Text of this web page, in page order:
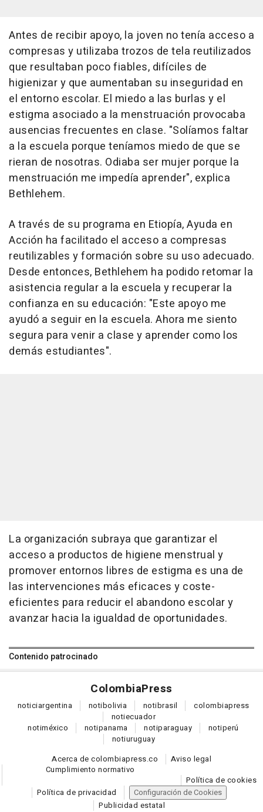
Antes de recibir apoyo, la joven no tenía acceso a
compresas y utilizaba trozos de tela reutilizados
que resultaban poco fiables, difíciles de
higienizar y que aumentaban su inseguridad en
el entorno escolar. El miedo a las burlas y el
estigma asociado a la menstruación provocaba
ausencias frecuentes en clase. "Solíamos faltar
a la escuela porque teníamos miedo de que se
rieran de nosotras. Odiaba ser mujer porque la
menstruación me impedía aprender", explica
Bethlehem.
A través de su programa en Etiopía, Ayuda en
Acción ha facilitado el acceso a compresas
reutilizables y formación sobre su uso adecuado.
Desde entonces, Bethlehem ha podido retomar la
asistencia regular a la escuela y recuperar la
confianza en su educación: "Este apoyo me
ayudó a seguir en la escuela. Ahora me siento
segura para venir a clase y aprender como los
demás estudiantes".
La organización subraya que garantizar el
acceso a productos de higiene menstrual y
promover entornos libres de estigma es una de
las intervenciones más eficaces y coste-
eficientes para reducir el abandono escolar y
avanzar hacia la igualdad de oportunidades.
Contenido patrocinado
ColombiaPress
noticiargentina notibolivia notibrasil colombiapress
notiecuador
notiméxico notipanama notiparaguay notiperú
notiuruguay
Acerca de colombiapress.co
Aviso legal
Cumplimiento normativo
Política de cookies
Política de privacidad
Configuración de Cookies
Publicidad estatal